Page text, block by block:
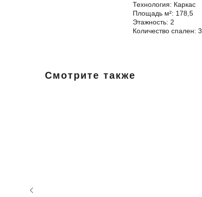
Технология: Каркас
Площадь м²: 178,5
Этажность: 2
Количество спален: 3
Смотрите также